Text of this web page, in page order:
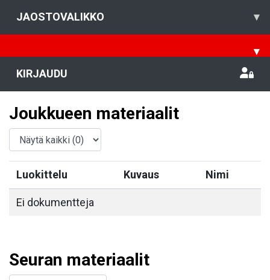
JAOSTOVALIKKO ▾
▾
KIRJAUDU
Joukkueen materiaalit
Luokittelu Kuvaus Nimi
Ei dokumentteja
Seuran materiaalit